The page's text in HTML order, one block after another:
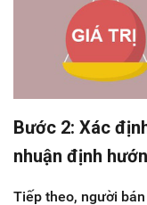
Bước 2: Xác
nhuận định
Tiếp theo, người